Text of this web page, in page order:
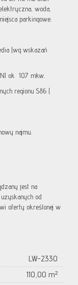
woda,
parkingowe.
(wg wskazań
ok 107 mkw.
regionu S86 (
najmu.
jest na
od
oferty określonej w
LW-2330
110,00 m²